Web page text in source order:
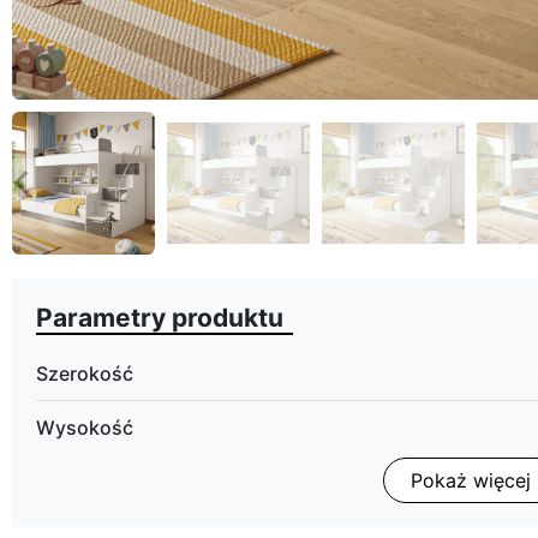
Poprzedni
Parametry produktu
Szerokość
Wysokość
Pokaż więcej